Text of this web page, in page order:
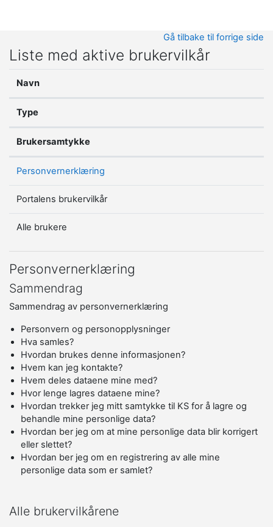
Gå tilbake til forrige side
Liste med aktive brukervilkår
Navn
Type
Brukersamtykke
Personvernerklæring
Portalens brukervilkår
Alle brukere
Personvernerklæring
Sammendrag
Sammendrag av personvernerklæring
Personvern og personopplysninger
Hva samles?
Hvordan brukes denne informasjonen?
Hvem kan jeg kontakte?
Hvem deles dataene mine med?
Hvor lenge lagres dataene mine?
Hvordan trekker jeg mitt samtykke til KS for å lagre og
behandle mine personlige data?
Hvordan ber jeg om at mine personlige data blir korrigert
eller slettet?
Hvordan ber jeg om en registrering av alle mine
personlige data som er samlet?
Alle brukervilkårene